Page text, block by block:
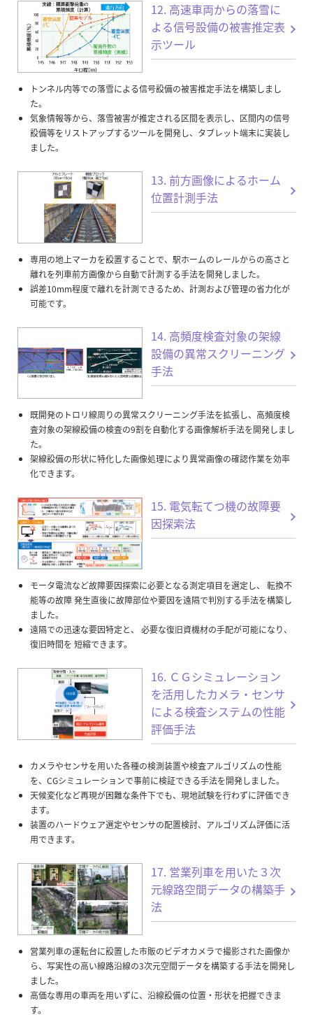
12. 高速車両からの落雪に
よる信号設備の被害推定表
示ツール
トンネル内等での落雪による信号設備の被害推定手法を構築しまし
た。
気象情報等から、落雪被害が推定される区間を表示し、区間内の信号
設備等をリストアップするツールを開発し、タブレット端末に実装し
ました。
13. 前方画像によるホーム
位置計測手法
専用の地上マーカを設置することで、駅ホームのレールからの高さと
離れを列車前方画像から自動で計測する手法を開発しました。
誤差10mm程度で離れを計測できるため、計測および管理の省力化が
可能です。
14. 高頻度検査対象の架線
設備の異常スクリーニング
手法
既開発のトロリ線周りの異常スクリーニング手法を拡張し、高頻度検
査対象の架線設備の検査の9割を自動化する画像解析手法を開発しまし
た。
架線設備の形状に特化した画像処理により異常画像の確認作業を効率
化できます。
15. 電気転てつ機の故障要
因探索法
モータ電流など故障要因探索に必要となる測定項目を選定し、 転換不
能等の故障 発生直後に故障部位や要因を遠隔で判別する手法を構築し
ました。
遠隔での迅速な要因特定と、 必要な復旧資機材の手配が可能になり、
復旧時間を 短縮できます。
16. ＣＧシミュレーション
を活用したカメラ・センサ
による検査システムの性能
評価手法
カメラやセンサを用いた各種の検測装置や検査アルゴリズムの性能
を、CGシミュレーションで事前に検証できる手法を開発しました。
天候変化など再現が困難な条件下でも、現地試験を行わずに評価でき
ます。
装置のハードウェア選定やセンサの配置検討、アルゴリズム評価に活
用できます。
17. 営業列車を用いた３次
元線路空間データの構築手
法
営業列車の運転台に設置した市販のビデオカメラで撮影された画像か
ら、写実性の高い線路沿線の3次元空間データを構築する手法を開発し
ました。
高価な専用の車両を用いずに、沿線設備の位置・形状を把握できま
す。